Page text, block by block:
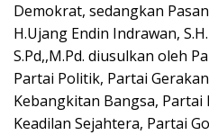
Demokrat, sedangkan
H.Ujang Endin Indrawan,
S.Pd,,M.Pd. diusulkan oleh
Partai Politik, Partai
Kebangkitan Bangsa,
Keadilan Sejahtera, Partai